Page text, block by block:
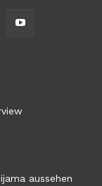
aussehen